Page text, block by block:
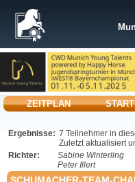
ZEITPLAN
Ergebnisse: 7 Teilnehmer in
Zuletzt aktualisiert
Richter:
Sabine Winterling
Peter Illert